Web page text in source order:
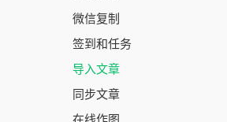
微信复制
签到和任务
导入文章
同步文章
在线作图